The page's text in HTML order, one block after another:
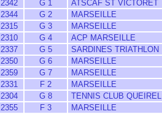
2342 G 1 ATSCAF ST VICTORET
2344 G 2 MARSEILLE
2315 G 3 MARSEILLE
2310 G 4 ACP MARSEILLE
2337 G 5 SARDINES TRIATHLON
2350 G 6 MARSEILLE
2359 G 7 MARSEILLE
2331 F 2 MARSEILLE
2304 G 8 TENNIS CLUB QUEIREL
2355 F 3 MARSEILLE